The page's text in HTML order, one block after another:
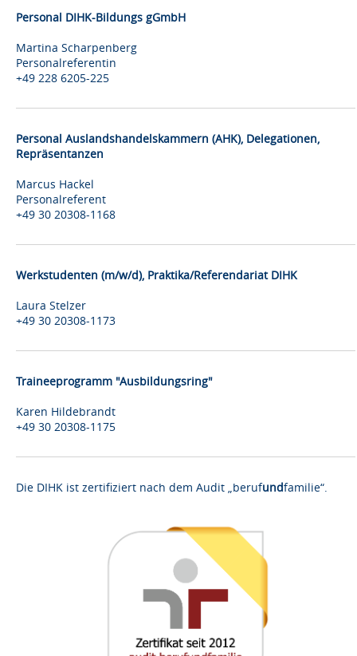
Personal DIHK-Bildungs gGmbH
Martina Scharpenberg
Personalreferentin
+49 228 6205-225
Personal Auslandshandelskammern (AHK), Delegationen,
Repräsentanzen
Marcus Hackel
Personalreferent
+49 30 20308-1168
Werkstudenten (m/w/d), Praktika/Referendariat DIHK
Laura Stelzer
+49 30 20308-1173
Traineeprogramm "Ausbildungsring"
Karen Hildebrandt
+49 30 20308-1175
Die DIHK ist zertifiziert nach dem Audit „berufundfamilie“.